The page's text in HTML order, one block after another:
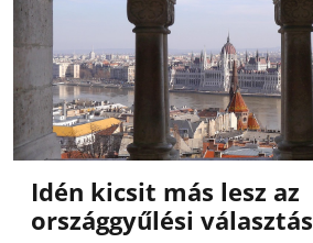
Idén kicsit más lesz az
országgyűlési választás